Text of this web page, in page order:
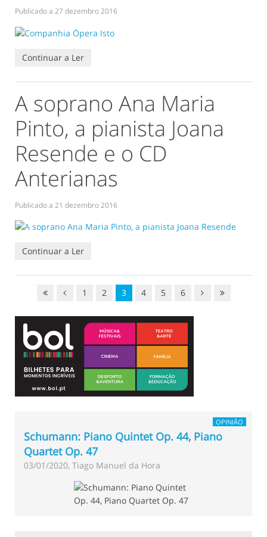
Publicado a 27 dezembro 2016
Continuar a Ler
A soprano Ana Maria
Pinto, a pianista Joana
Resende e o CD
Anterianas
Publicado a 21 dezembro 2016
Continuar a Ler
1 2 3 4 5 6
OPINIÃO
Schumann: Piano Quintet Op. 44, Piano
Quartet Op. 47
03/01/2020, Tiago Manuel da Hora